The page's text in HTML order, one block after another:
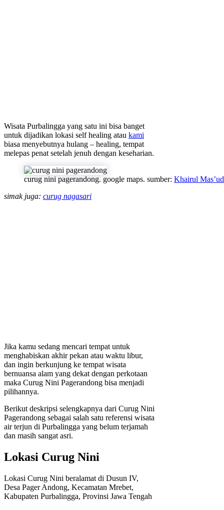
Wisata Purbalingga yang satu ini bisa banget
untuk dijadikan lokasi self healing atau kami
biasa menyebutnya hulang – healing, tempat
melepas penat setelah jenuh dengan keseharian.
curug nini pagerandong. google maps. sumber: Khairul Mas’ud
simak juga: curug nagasari
Jika kamu sedang mencari tempat untuk
menghabiskan akhir pekan atau waktu libur,
dan ingin berkunjung ke tempat wisata
bernuansa alam yang dekat dengan perkotaan
maka Curug Nini Pagerandong bisa menjadi
pilihannya.
Berikut deskripsi selengkapnya dari Curug Nini
Pagerandong sebagai salah satu referensi wisata
air terjun di Purbalingga yang belum terjamah
dan masih sangat asri.
Lokasi Curug Nini
Lokasi Curug Nini beralamat di Dusun IV,
Desa Pager Andong, Kecamatan Mrebet,
Kabupaten Purbalingga, Provinsi Jawa Tengah